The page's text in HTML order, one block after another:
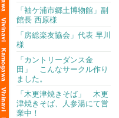
「袖ケ浦市郷土博物館」副
館長 西原様
「房総楽友協会」代表 早川
様
「カントリーダンス金
田」 こんなサークル作り
ました。
「木更津焼きそば」 木更
津焼きそば、人参湯にて営
業中！